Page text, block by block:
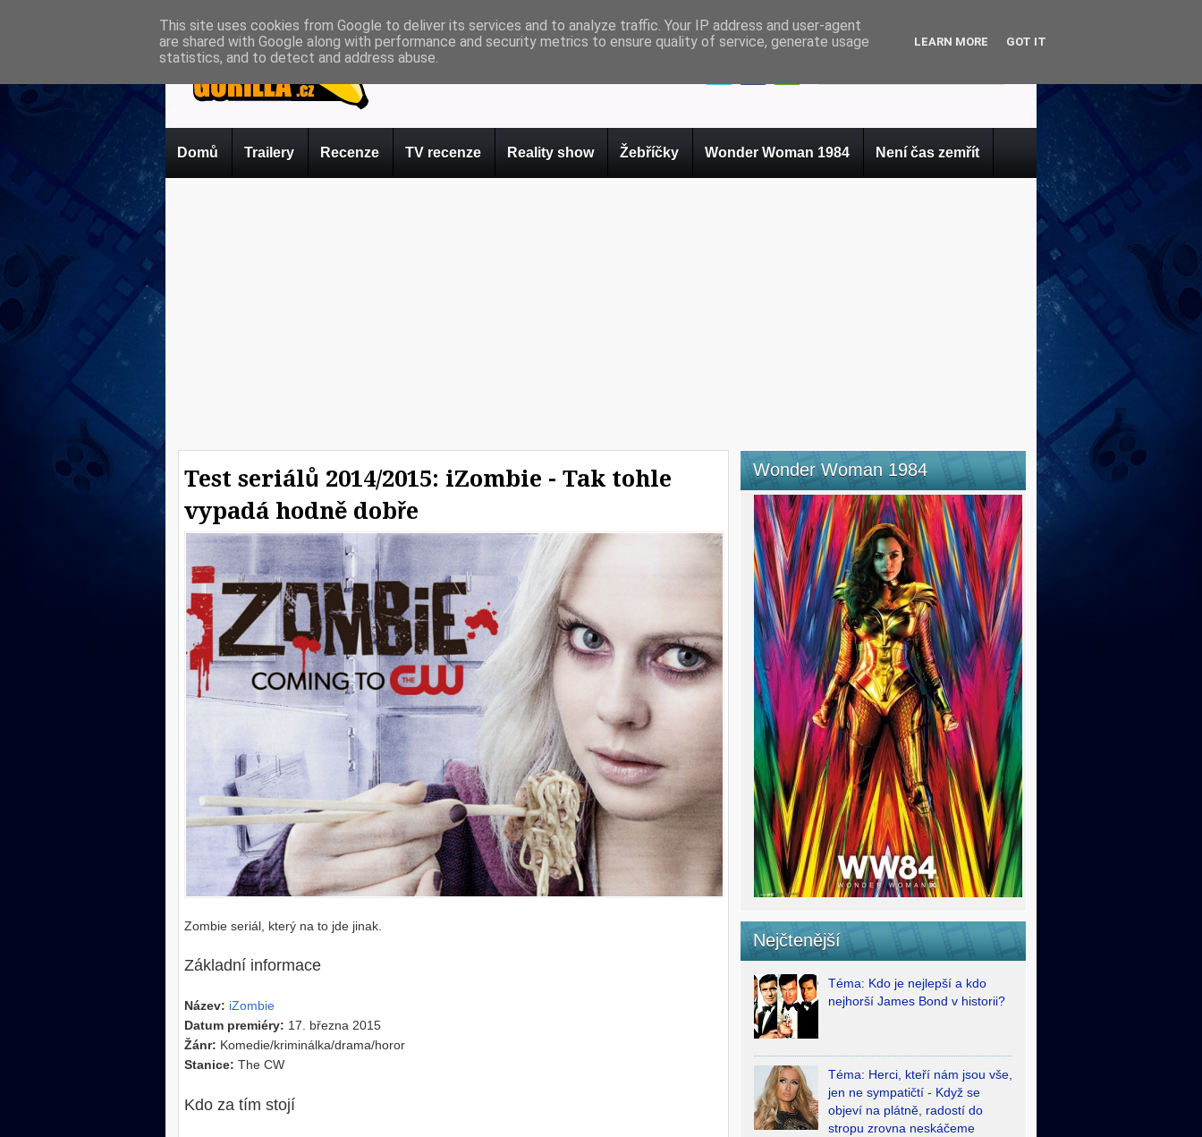
Domů Trailery Recenze TV recenze Reality show Žebříčky Wonder Woman 1984 Není čas zemřít
Test seriálů 2014/2015: iZombie - Tak tohle
vypadá hodně dobře
Zombie seriál, který na to jde jinak.
Základní informace
Název: iZombie
Datum premiéry: 17. března 2015
Žánr: Komedie/kriminálka/drama/horor
Stanice: The CW
Kdo za tím stojí
Wonder Woman 1984
Nejčtenější
Téma: Kdo je nejlepší a kdo
nejhorší James Bond v historii?
Téma: Herci, kteří nám jsou vše,
jen ne sympatičtí - Když se
objeví na plátně, radostí do
stropu zrovna neskáčeme
This site uses cookies from Google to deliver its services and to analyze traffic. Your IP address and user-agent
are shared with Google along with performance and security metrics to ensure quality of service, generate usage
statistics, and to detect and address abuse.
LEARN MORE GOT IT